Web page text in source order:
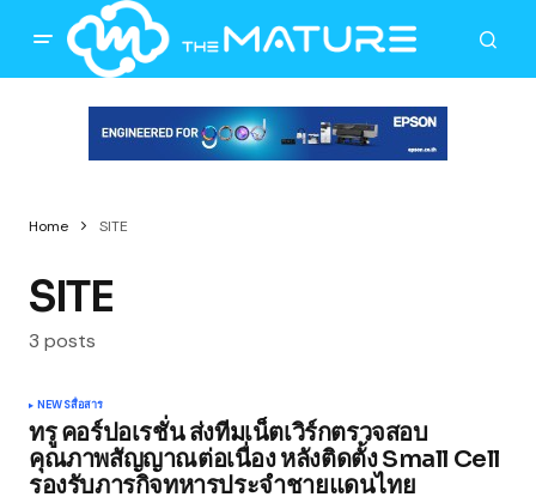
Home SITE
SITE
3 posts
NEWSสื่อสาร
ทรู คอร์ปอเรชั่น ส่งทีมเน็ตเวิร์กตรวจสอบ
คุณภาพสัญญาณต่อเนื่อง หลังติดตั้ง Small Cell
รองรับภารกิจทหารประจำชายแดนไทย